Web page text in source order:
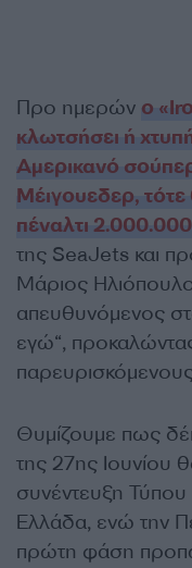
Προ ημερών ο
κλωτσήσει ή
Αμερικανό
Μέιγουεδερ,
πέναλτι
της SeaJets και
Μάριος
απευθυνόμενος
εγώ“,
Θυμίζουμε πως
της 27ης Ιουνίου
συνέντευξη
Ελλάδα, ενώ την
πρώτη φάση